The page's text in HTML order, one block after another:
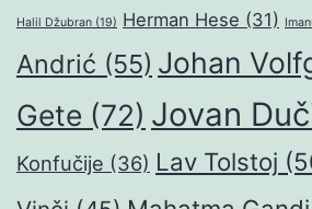
Halil Džubran (19) Herman Hese (31)
Andrić (55) Johan
Gete (72) Jovan
Konfučije (36) Lav Tolstoj